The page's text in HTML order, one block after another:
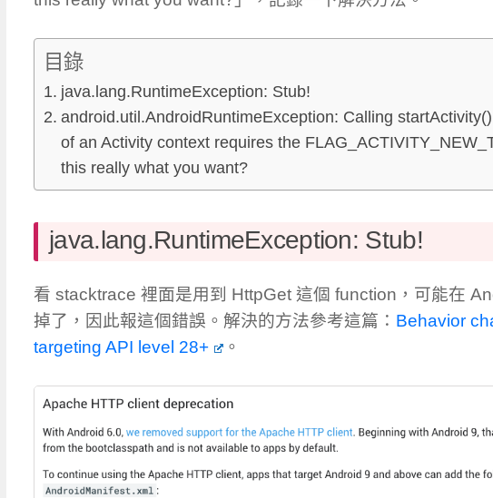
目錄
java.lang.RuntimeException: Stub!
android.util.AndroidRuntimeException: Calling
of an Activity context requires the
this really what you want?
java.lang.RuntimeException: Stub!
看 stacktrace 裡面是用到 HttpGet 這個 function，可能在
掉了，因此報這個錯誤。解決的方法參考這篇： Behavior
targeting API level 28+
。